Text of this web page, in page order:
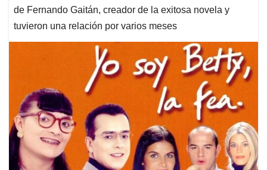
de Fernando Gaitán, creador de la exitosa novela y
tuvieron una relación por varios meses